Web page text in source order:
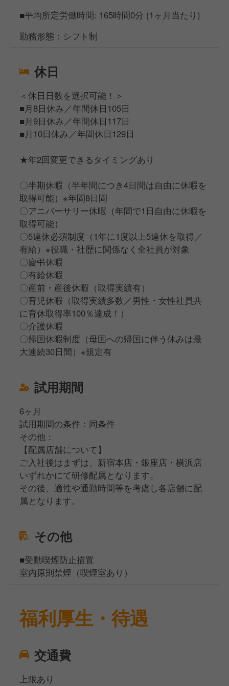
■平均所定労働時間: 165時間0分 (1ヶ月当たり)
勤務形態：シフト制
休日
＜休日日数を選択可能！＞
■月8日休み／年間休日105日
■月9日休み／年間休日117日
■月10日休み／年間休日129日
★年2回変更できるタイミングあり
〇半期休暇（半年間につき4日間は自由に休暇を
取得可能）※年間8日間
〇アニバーサリー休暇（年間で1日自由に休暇を
取得可能）
〇5連休必須制度（1年に1度以上5連休を取得／
有給）※役職・社歴に関係なく全社員が対象
〇慶弔休暇
〇有給休暇
〇産前・産後休暇（取得実績有）
〇育児休暇（取得実績多数／男性・女性社員共
に育休取得率100％達成！）
〇介護休暇
〇帰国休暇制度（母国への帰国に伴う休みは最
大連続30日間）※規定有
試用期間
6ヶ月
試用期間の条件：同条件
その他：
【配属店舗について】
ご入社後はまずは、新宿本店・銀座店・横浜店
いずれかにて研修配属となります。
その後、適性や通勤時間等を考慮し各店舗に配
属となります。
その他
■受動喫煙防止措置
室内原則禁煙（喫煙室あり）
福利厚生・待遇
交通費
上限あり